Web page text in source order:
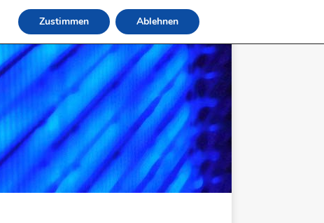
Zustimmen Ablehnen